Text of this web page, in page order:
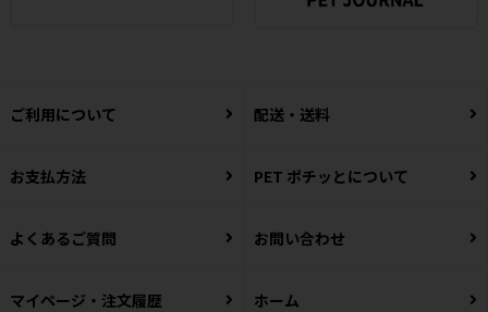
ご利用について 配送・送料
お支払方法 PET ポチッとについて
よくあるご質問 お問い合わせ
マイページ・注文履歴 ホーム